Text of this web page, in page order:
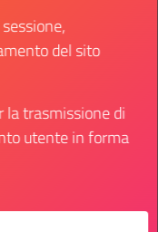
del sito
la trasmissione di
utente in forma